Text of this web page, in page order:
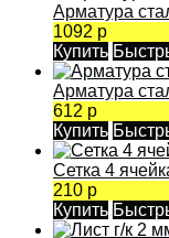
Арматура
1092 р
Купить
Арматура
612 р
Купить
Сетка 4
210 р
Купить